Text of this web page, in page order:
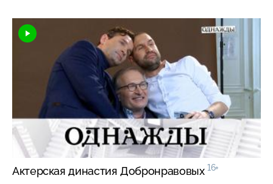
Актерская династия Добронравовых 16+